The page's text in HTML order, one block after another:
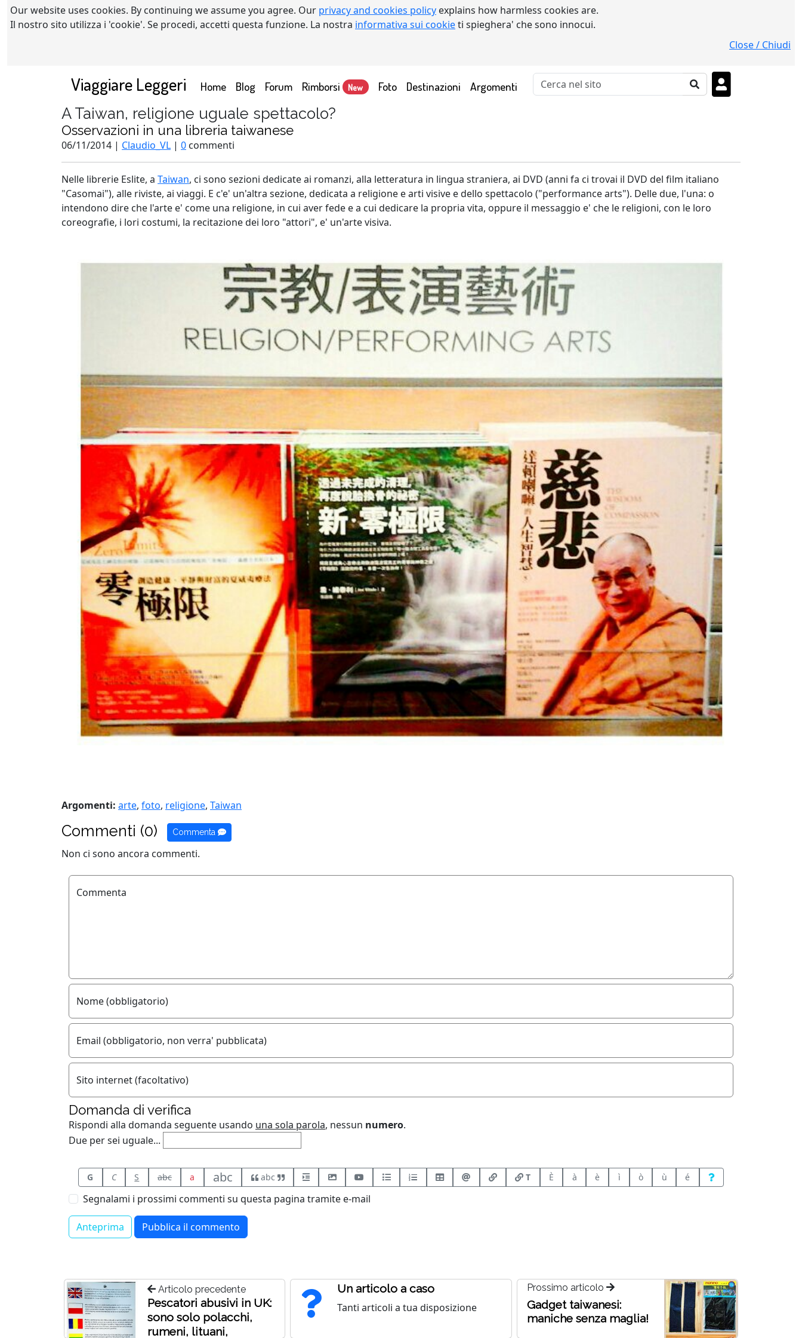
Our website uses cookies. By continuing we assume you agree. Our privacy and cookies policy explains how harmless cookies are.
Il nostro sito utilizza i 'cookie'. Se procedi, accetti questa funzione. La nostra informativa sui cookieti spieghera' che sono innocui.
Close / Chiudi
Viaggiare Leggeri Home(current)
Blog Forum Rimborsi New Foto Destinazioni Argomenti
A Taiwan, religione uguale spettacolo?
Osservazioni in una libreria taiwanese
06/11/2014 | Claudio_VL | 0 commenti
Nelle librerie Eslite, a Taiwan, ci sono sezioni dedicate ai romanzi, alla letteratura in lingua straniera, ai DVD (anni fa ci trovai il DVD del film italiano
"Casomai"), alle riviste, ai viaggi. E c'e' un'altra sezione, dedicata a religione e arti visive e dello spettacolo ("performance arts"). Delle due, l'una: o
intendono dire che l'arte e' come una religione, in cui aver fede e a cui dedicare la propria vita, oppure il messaggio e' che le religioni, con le loro
coreografie, i lori costumi, la recitazione dei loro "attori", e' un'arte visiva.
Argomenti: arte, foto, religione, Taiwan
Commenti (0) Commenta
Non ci sono ancora commenti.
Commenta
Nome (obbligatorio)
Email (obbligatorio, non verra' pubblicata)
Sito internet (facoltativo)
Domanda di verifica
Rispondi alla domanda seguente usando una sola parola, nessun numero.
Due per sei uguale...
G C S abc a abc abc T È à è ì ò ù é
Segnalami i prossimi commenti su questa pagina tramite e-mail
Articolo precedente
Pescatori abusivi in UK:
sono solo polacchi,
rumeni, lituani,
Un articolo a caso
Tanti articoli a tua disposizione
Prossimo articolo
Gadget taiwanesi:
maniche senza maglia!